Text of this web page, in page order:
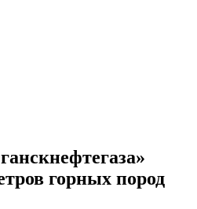
горных пород